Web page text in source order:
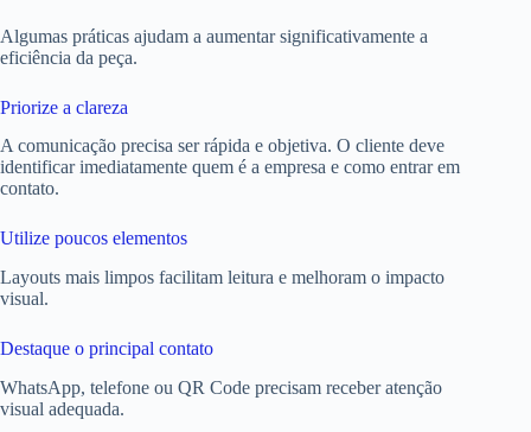
Algumas práticas ajudam a aumentar significativamente a
eficiência da peça.
Priorize a clareza
A comunicação precisa ser rápida e objetiva. O cliente deve
identificar imediatamente quem é a empresa e como entrar em
contato.
Utilize poucos elementos
Layouts mais limpos facilitam leitura e melhoram o impacto
visual.
Destaque o principal contato
WhatsApp, telefone ou QR Code precisam receber atenção
visual adequada.